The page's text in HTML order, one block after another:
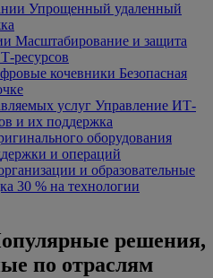
Упрощенный удаленный
Масштабирование и защита
ресурсов
кочевники Безопасная
услуг Управление ИТ-
и их поддержка
оборудования
и операций
и образовательные
30 % на технологии
решения,
по отраслям